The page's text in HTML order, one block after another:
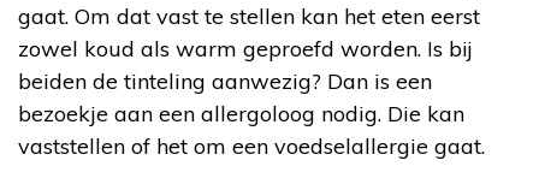
gaat. Om dat vast te stellen kan het eten eerst
zowel koud als warm geproefd worden. Is bij
beiden de tinteling aanwezig? Dan is een
bezoekje aan een allergoloog nodig. Die kan
vaststellen of het om een voedselallergie gaat.